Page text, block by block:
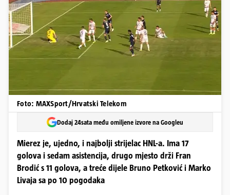
Foto: MAXSport/Hrvatski Telekom
Dodaj 24sata među omiljene izvore na Googleu
Mierez je, ujedno, i najbolji strijelac HNL-a. Ima 17
golova i sedam asistencija, drugo mjesto drži Fran
Brodić s 11 golova, a treće dijele Bruno Petković i Marko
Livaja sa po 10 pogodaka